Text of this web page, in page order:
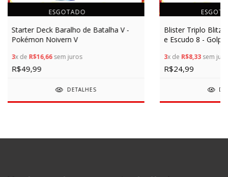
ESGOTADO
Starter Deck Baralho de Batalha V -
Pokémon Noivern V
3x de R$16,66sem juros
R$49,99
DETALHES
Blister Triplo
e Escudo 8 - Golpe
3x de R$8,33sem
R$24,99